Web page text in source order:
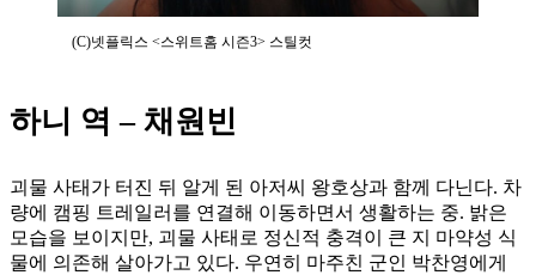
(C)넷플릭스 <스위트홈 시즌3> 스틸컷
하니 역 – 채원빈
괴물 사태가 터진 뒤 알게 된 아저씨 왕호상과 함께 다닌다. 차
량에 캠핑 트레일러를 연결해 이동하면서 생활하는 중. 밝은
모습을 보이지만, 괴물 사태로 정신적 충격이 큰 지 마약성 식
물에 의존해 살아가고 있다. 우연히 마주친 군인 박찬영에게